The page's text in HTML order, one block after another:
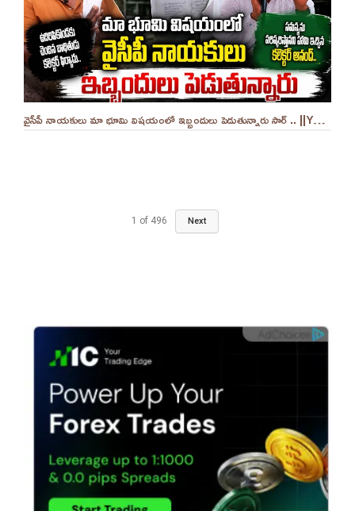
వైసీపీ నాయకులు మా భూమి విషయంలో ఇబ్బందులు పెడుతున్నారు సార్ .. ||YES 9TV
1 of 496 Next